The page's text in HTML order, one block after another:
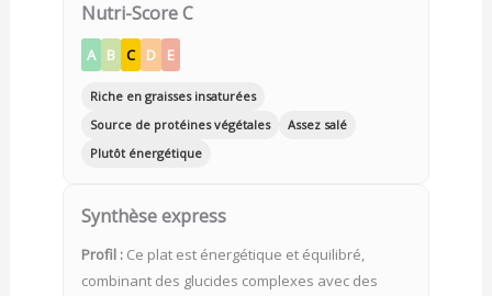
Nutri-Score C
A B C D E
Riche en graisses insaturées
Source de protéines végétales
Assez salé
Plutôt énergétique
Synthèse express
Profil :Ce plat est énergétique et équilibré,
combinant des glucides complexes avec des